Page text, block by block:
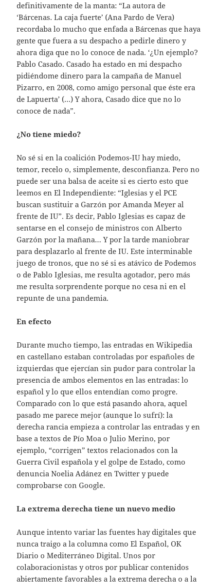
definitivamente de la manta: “La autora de
‘Bárcenas. La caja fuerte’ (Ana Pardo de Vera)
recordaba lo mucho que enfada a Bárcenas que haya
gente que fuera a su despacho a pedirle dinero y
ahora diga que no lo conoce de nada. ‘¿Un ejemplo?
Pablo Casado. Casado ha estado en mi despacho
pidiéndome dinero para la campaña de Manuel
Pizarro, en 2008, como amigo personal que éste era
de Lapuerta’ (…) Y ahora, Casado dice que no lo
conoce de nada”.
¿No tiene miedo?
No sé si en la coalición Podemos-IU hay miedo,
temor, recelo o, simplemente, desconfianza. Pero no
puede ser una balsa de aceite si es cierto esto que
leemos en El Independiente: “Iglesias y el PCE
buscan sustituir a Garzón por Amanda Meyer al
frente de IU”. Es decir, Pablo Iglesias es capaz de
sentarse en el consejo de ministros con Alberto
Garzón por la mañana… Y por la tarde maniobrar
para desplazarlo al frente de IU. Este interminable
juego de tronos, que no sé si es atávico de Podemos
o de Pablo Iglesias, me resulta agotador, pero más
me resulta sorprendente porque no cesa ni en el
repunte de una pandemia.
En efecto
Durante mucho tiempo, las entradas en Wikipedia
en castellano estaban controladas por españoles de
izquierdas que ejercían sin pudor para controlar la
presencia de ambos elementos en las entradas: lo
español y lo que ellos entendían como progre.
Comparado con lo que está pasando ahora, aquel
pasado me parece mejor (aunque lo sufrí): la
derecha rancia empieza a controlar las entradas y en
base a textos de Pío Moa o Julio Merino, por
ejemplo, “corrigen” textos relacionados con la
Guerra Civil española y el golpe de Estado, como
denuncia Noelia Adánez en Twitter y puede
comprobarse con Google.
La extrema derecha tiene un nuevo medio
Aunque intento variar las fuentes hay digitales que
nunca traigo a la columna como El Español, OK
Diario o Mediterráneo Digital. Unos por
colaboracionistas y otros por publicar contenidos
abiertamente favorables a la extrema derecha o a la